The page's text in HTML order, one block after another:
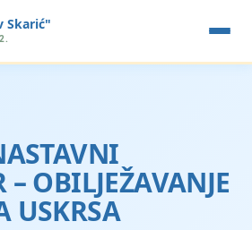
Skarić"
OBILJEŽAVANJE
USKRSA